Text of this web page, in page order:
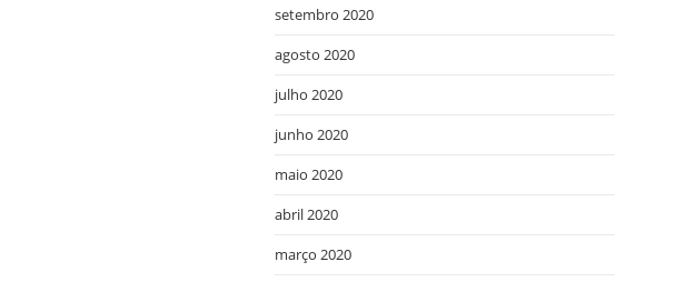
setembro 2020
agosto 2020
julho 2020
junho 2020
maio 2020
abril 2020
março 2020